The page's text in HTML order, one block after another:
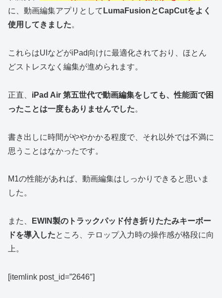
に、動画編集アプリとして LumaFusionとCapCutをよく
使用してきました。
これらはUIなどがiPad向けに最適化されており、ほとん
どストレスなく編集が進められます。
正直、 iPad Air 第五世代で動画編集をしても、性能面で困
ったことは一度もありませんでした。
書き出しに時間がややかかる程度で、それ以外では不満に
思うことはなかったです。
M1の性能があれば、動画編集はしっかりできると思いま
した。
また、
EWIN製のトラックパッド付き折りたたみキーボー
ドを導入したところ、テロップ入力時の操作感が格段に向
上。
[itemlink post_id=”2646″]